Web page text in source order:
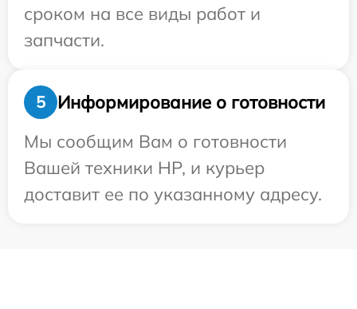
сроком на все виды работ и
запчасти.
5
Информирование о готовности
Мы сообщим Вам о готовности
Вашей техники HP, и курьер
доставит ее по указанному адресу.